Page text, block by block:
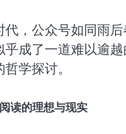
，公众号如同雨
成了一道难以逾
学探讨。
读的理想与现实